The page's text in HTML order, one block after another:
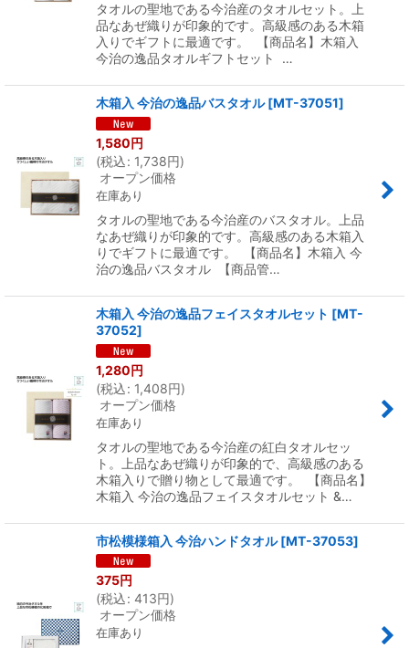
タオルの聖地である今治産のタオルセット。上
品なあぜ織りが印象的です。高級感のある木箱
入りでギフトに最適です。 【商品名】木箱入
今治の逸品タオルギフトセット …
木箱入 今治の逸品バスタオル [MT-37051]
1,580円
(税込: 1,738円)
オープン価格
在庫あり
タオルの聖地である今治産のバスタオル。上品
なあぜ織りが印象的です。高級感のある木箱入
りでギフトに最適です。 【商品名】木箱入 今
治の逸品バスタオル 【商品管…
木箱入 今治の逸品フェイスタオルセット [MT-
37052]
1,280円
(税込: 1,408円)
オープン価格
在庫あり
タオルの聖地である今治産の紅白タオルセッ
ト。上品なあぜ織りが印象的で、高級感のある
木箱入りで贈り物として最適です。 【商品名】
木箱入 今治の逸品フェイスタオルセット &…
市松模様箱入 今治ハンドタオル [MT-37053]
375円
(税込: 413円)
オープン価格
在庫あり